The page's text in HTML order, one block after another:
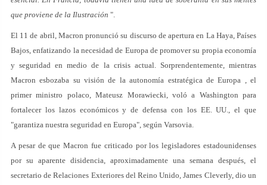
que proviene de la Ilustración ".
El 11 de abril, Macron pronunció su discurso de apertura en La Haya, Países
Bajos, enfatizando la necesidad de Europa de promover su propia economía
y seguridad en medio de la crisis actual. Sorprendentemente, mientras
Macron esbozaba su visión de la autonomía estratégica de Europa , el
primer ministro polaco, Mateusz Morawiecki, voló a Washington para
fortalecer los lazos económicos y de defensa con los EE. UU., el que
"garantiza nuestra seguridad en Europa", según Varsovia.
A pesar de que Macron fue criticado por los legisladores estadounidenses
por su aparente disidencia, aproximadamente una semana después, el
secretario de Relaciones Exteriores del Reino Unido, James Cleverly, dio un